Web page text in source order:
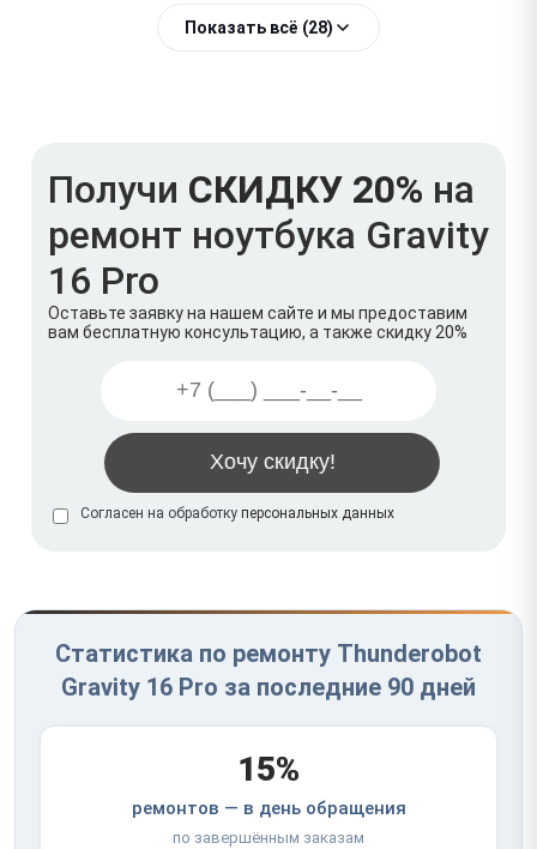
Показать всё (28)
Получи СКИДКУ 20% на
ремонт ноутбука Gravity
16 Pro
Оставьте заявку на нашем сайте и мы предоставим
вам бесплатную консультацию, а также скидку 20%
Согласен на обработку персональных данных
Статистика по ремонту Thunderobot
Gravity 16 Pro за последние 90 дней
15%
ремонтов — в день обращения
по завершённым заказам